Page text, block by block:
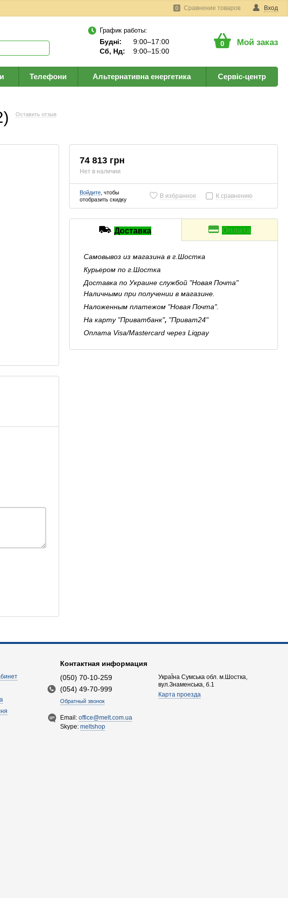
Вход
0 Сравнение товаров
График работы:
Будні:
9:00–17:00
Сб, Нд:
9:00–15:00
0 Мой заказ
Телефони Альтернативна енергетика Сервіс-центр
Оставить отзыв
74 813 грн
Нет в наличии
Войдите, чтобы
отобразить скидку
В избранное К сравнению
Доставка Оплата
Самовывоз из магазина в г.Шостка
Курьером по г.Шостка
Доставка по Украине службой "Новая Почта"
Наличными при получении в магазине.
Наложенным платежом "Новая Почта".
На карту "Приватбанк", "Приват24"
Оплата Visa/Mastercard через Liqpay
Контактная информация
(050) 70-10-259
(054) 49-70-999
Обратный звонок
УкраЇна Сумська обл. м.Шостка,
вул.Знаменська, б.1
Карта проезда
Email:office@melt.com.ua
Skype:meltshop